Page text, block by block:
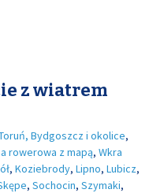
z wiatrem
Bydgoszcz i okolice,
rowerowa z mapą, Wkra
, Koziebrody, Lipno, Lubicz,
, Sochocin, Szymaki,